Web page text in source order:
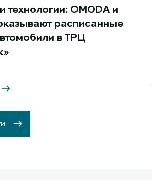
технологии: OMODA и
расписанные
в ТРЦ